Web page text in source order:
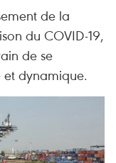
de la
du COVID-19,
de se
et dynamique.